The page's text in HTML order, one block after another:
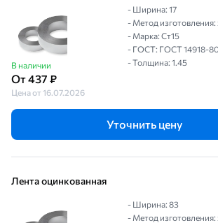
В наличии
От 437 ₽
Цена от 16.07.2026
- Ширина: 17
- Метод изготовления:
- Марка: Ст15
- ГОСТ: ГОСТ 14918-80
- Толщина: 1.45
Уточнить цену
Лента оцинкованная
- Ширина: 83
- Метод изготовления: